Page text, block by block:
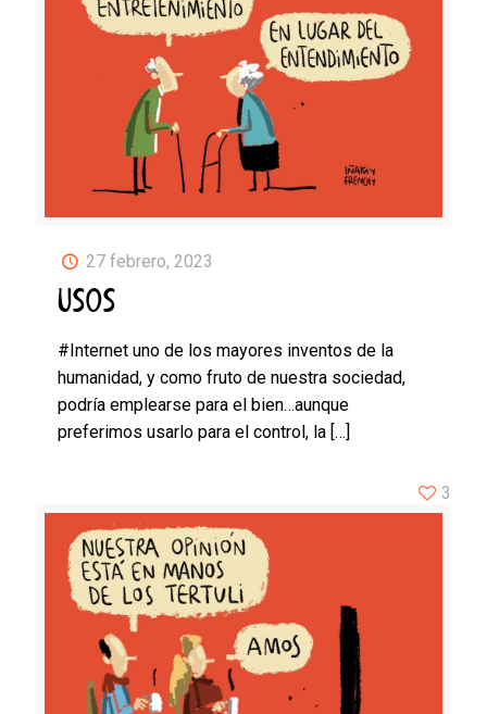
27 febrero, 2023
USOS
#Internet uno de los mayores inventos de la
humanidad, y como fruto de nuestra sociedad,
podría emplearse para el bien…aunque
preferimos usarlo para el control, la […]
3